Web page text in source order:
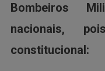
Bombeiros
nacionais,
constitucional: